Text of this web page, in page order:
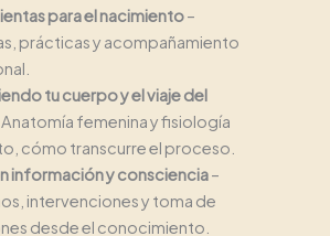
para el nacimiento–
prácticas y acompañamiento
tu cuerpo y el viaje del
Anatomía femenina y fisiología
cómo transcurre el proceso.
información y consciencia–
intervenciones y toma de
desde el conocimiento.